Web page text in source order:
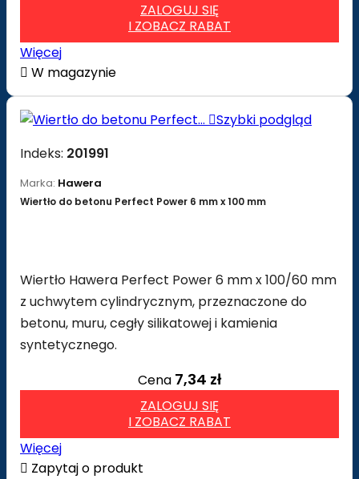
ZALOGUJ SIĘ
I ZOBACZ RABAT
Więcej
 W magazynie
Szybki podgląd
Indeks: 201991
Marka: Hawera
Wiertło do betonu Perfect Power 6 mm x 100 mm
Wiertło Hawera Perfect Power 6 mm x 100/60 mm
z uchwytem cylindrycznym, przeznaczone do
betonu, muru, cegły silikatowej i kamienia
syntetycznego.
Cena 7,34 zł
ZALOGUJ SIĘ
I ZOBACZ RABAT
Więcej
 Zapytaj o produkt